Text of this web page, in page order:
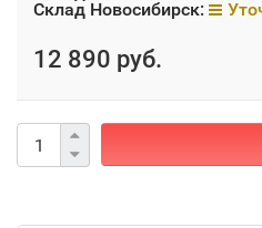
Склад Новосибирск:
12 890 руб.